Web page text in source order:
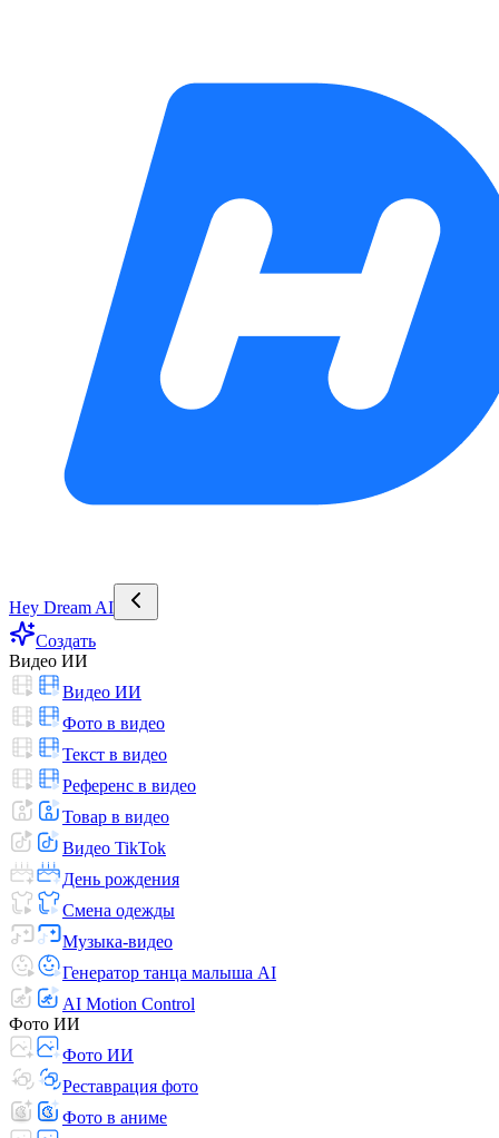
Hey Dream AI
Создать
Видео ИИ
Видео ИИ
Фото в видео
Текст в видео
Референс в видео
Товар в видео
Видео TikTok
День рождения
Смена одежды
Музыка-видео
Генератор танца малыша AI
AI Motion Control
Фото ИИ
Фото ИИ
Реставрация фото
Фото в аниме